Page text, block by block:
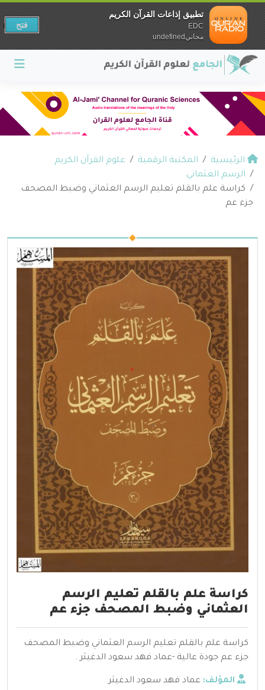
الرئيسية المكتبة الرقمية
علوم القرآن الكريم
الرسم العثماني
كراسة علم بالقلم تعليم الرسم العثماني وضبط المصحف
جزء عم
كراسة علم بالقلم تعليم الرسم
العثماني وضبط المصحف جزء عم
كراسة علم بالقلم تعليم الرسم العثماني وضبط المصحف
جزء عم جودة عالية -عماد فهد سعود الدغيثر .
المؤلف: عماد فهد سعود الدغيثر
تطبيق إذاعات القرآن الكريم
EDC
مجانيundefined
فتح